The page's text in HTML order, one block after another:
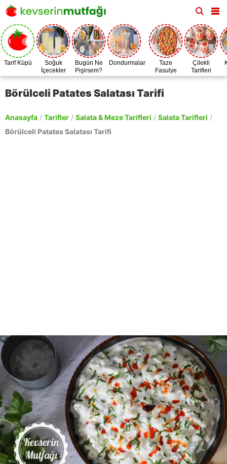
Tarif Küpü
Soğuk
İçecekler
Bugün Ne
Pişirsem?
Dondurmalar
Taze
Fasulye
Zamanı
Çilekli
Tarifleri
Börülceli Patates Salatası Tarifi
Anasayfa / Tarifler / Salata & Meze Tarifleri / Salata Tarifleri /
Börülceli Patates Salatası Tarifi